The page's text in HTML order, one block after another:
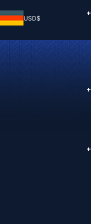
USD$
+
+
+